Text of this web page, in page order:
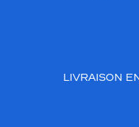
LIVRAISON